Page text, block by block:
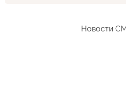
Новости